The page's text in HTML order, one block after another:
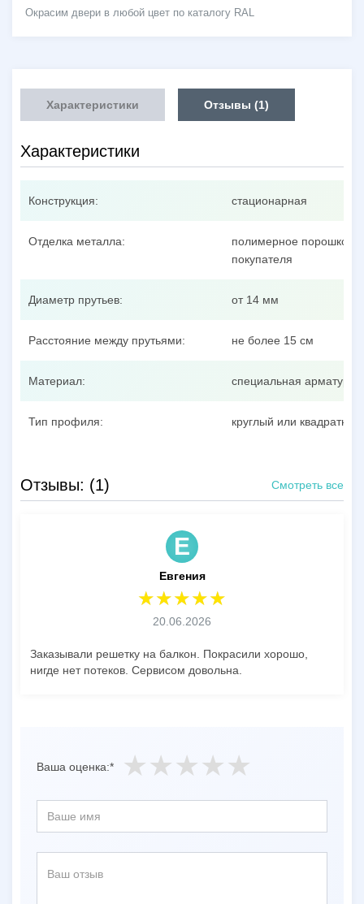
Окрасим двери в любой цвет по каталогу RAL
Характеристики Отзывы (1)
Характеристики
Конструкция: стационарная
Отделка металла:
полимерное
покупателя
Диаметр прутьев: от 14 мм
Расстояние между прутьями: не более 15 см
Материал: специальная
Тип профиля: круглый или квадратный
Отзывы: (1) Смотреть все
Е
Евгения
20.06.2026
Заказывали решетку на балкон. Покрасили хорошо,
нигде нет потеков. Сервисом довольна.
Ваша оценка:*